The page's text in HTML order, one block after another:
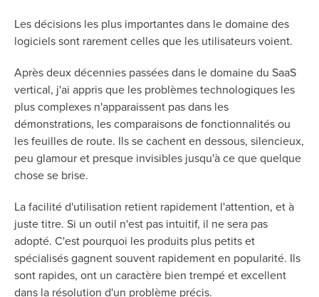
Les décisions les plus importantes dans le domaine des
logiciels sont rarement celles que les utilisateurs voient.
Après deux décennies passées dans le domaine du SaaS
vertical, j'ai appris que les problèmes technologiques les
plus complexes n'apparaissent pas dans les
démonstrations, les comparaisons de fonctionnalités ou
les feuilles de route. Ils se cachent en dessous, silencieux,
peu glamour et presque invisibles jusqu'à ce que quelque
chose se brise.
La facilité d'utilisation retient rapidement l'attention, et à
juste titre. Si un outil n'est pas intuitif, il ne sera pas
adopté. C'est pourquoi les produits plus petits et
spécialisés gagnent souvent rapidement en popularité. Ils
sont rapides, ont un caractère bien trempé et excellent
dans la résolution d'un problème précis.